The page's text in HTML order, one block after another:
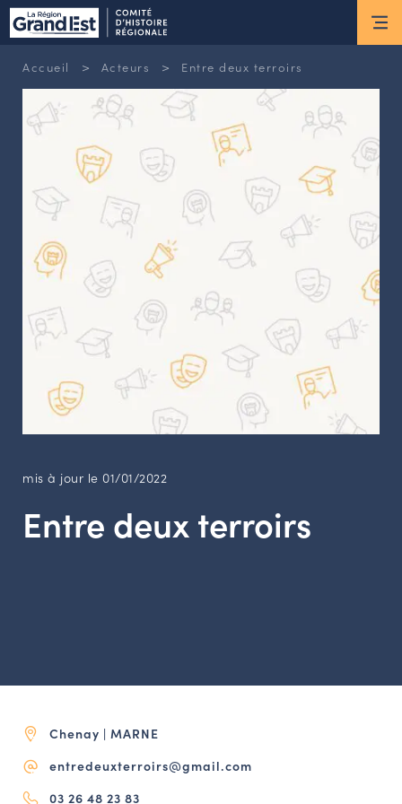
ESPACE MEMBRE
Actus
ACTUALITÉS DU MOMENT
RETOUR SUR LES DERNIÈRES
NEWSLETTERS
INSCRIPTION À LA NEWSLETTER
Nous connaître
LES MISSIONS DU CHR
L’ÉQUIPE DU CHR
LE CONSEIL DES ASSOCIATIONS
LE CONSEIL SCIENTIFIQUE
LES ACTIONS PHARES
CONTACT
Agenda
Annuaire
Espace acteurs
Accueil > Acteurs > Entre deux terroirs
mis à jour le 01/01/2022
Entre deux terroirs
Chenay | MARNE
entredeuxterroirs@gmail.com
03 26 48 23 83